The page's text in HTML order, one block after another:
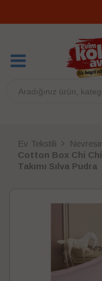
Ev Tekstili
Cotton Box Chi
Takımı Sılva Pudra